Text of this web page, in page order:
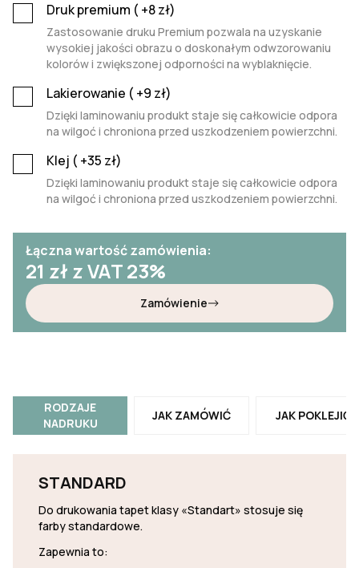
Druk premium ( +8zł)
Zastosowanie druku Premium pozwala na uzyskanie
wysokiej jakości obrazu o doskonałym odwzorowaniu
kolorów i zwiększonej odporności na wyblaknięcie.
Lakierowanie ( +9 zł)
Dzięki laminowaniu produkt staje się całkowicie odpora
na wilgoć i chroniona przed uszkodzeniem powierzchni.
Klej ( +35 zł)
Dzięki laminowaniu produkt staje się całkowicie odpora
na wilgoć i chroniona przed uszkodzeniem powierzchni.
Łączna wartość zamówienia:
21 zł z VAT 23%
Zamówienie
RODZAJE
NADRUKU
JAK ZAMÓWIĆ JAK POKLEJIĆ
STANDARD
Do drukowania tapet klasy «Standart» stosuje się
farby standardowe.
Zapewnia to: